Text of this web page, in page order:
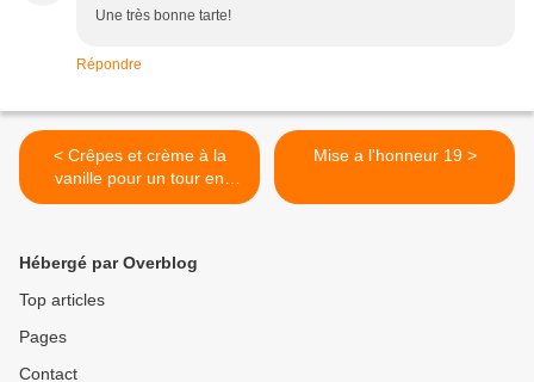
Une très bonne tarte!
Répondre
< Crêpes et crème à la
vanille pour un tour en
cuisine 259
Mise a l'honneur 19 >
Hébergé par Overblog
Top articles
Pages
Contact